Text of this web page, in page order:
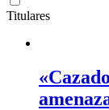
Titulares